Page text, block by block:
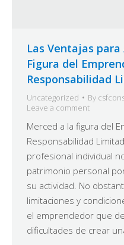
Las Ventajas
Figura del
Responsabilidad
Uncategorized By
Leave a comment
Merced a la figura del
Responsabilidad
profesional individual
patrimonio personal
su actividad. No
limitaciones y
el emprendedor que
dificultades de crear